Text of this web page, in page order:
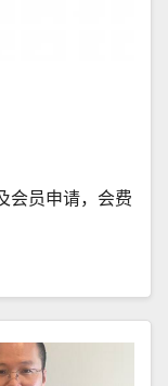
会员申请，会费